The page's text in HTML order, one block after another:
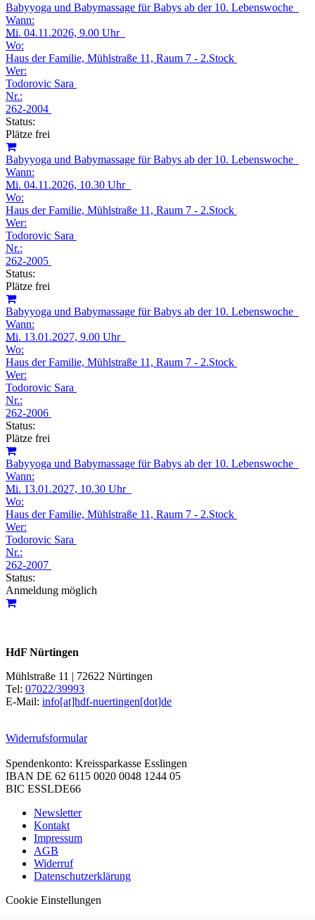
Babyyoga und Babymassage für Babys ab der 10. Lebenswoche
Wann:
Mi. 04.11.2026, 9.00 Uhr
Wo:
Haus der Familie, Mühlstraße 11, Raum 7 - 2.Stock
Wer:
Todorovic Sara
Nr.:
262-2004
Status:
Plätze frei
Babyyoga und Babymassage für Babys ab der 10. Lebenswoche
Wann:
Mi. 04.11.2026, 10.30 Uhr
Wo:
Haus der Familie, Mühlstraße 11, Raum 7 - 2.Stock
Wer:
Todorovic Sara
Nr.:
262-2005
Status:
Plätze frei
Babyyoga und Babymassage für Babys ab der 10. Lebenswoche
Wann:
Mi. 13.01.2027, 9.00 Uhr
Wo:
Haus der Familie, Mühlstraße 11, Raum 7 - 2.Stock
Wer:
Todorovic Sara
Nr.:
262-2006
Status:
Plätze frei
Babyyoga und Babymassage für Babys ab der 10. Lebenswoche
Wann:
Mi. 13.01.2027, 10.30 Uhr
Wo:
Haus der Familie, Mühlstraße 11, Raum 7 - 2.Stock
Wer:
Todorovic Sara
Nr.:
262-2007
Status:
Anmeldung möglich
HdF Nürtingen
Mühlstraße 11 | 72622 Nürtingen
Tel: 07022/39993
E-Mail: info[at]hdf-nuertingen[dot]de
Widerrufsformular
Spendenkonto: Kreissparkasse Esslingen
IBAN DE 62 6115 0020 0048 1244 05
BIC ESSLDE66
Newsletter
Kontakt
Impressum
AGB
Widerruf
Datenschutzerklärung
Cookie Einstellungen